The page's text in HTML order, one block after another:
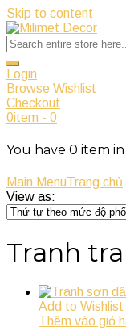
Skip to content
Login
Browse Wishlist
Checkout
0item - 0
You have 0 item
Main MenuTrang chủ
View as:
Tranh
Add to Wishlist
Thêm vào giỏ